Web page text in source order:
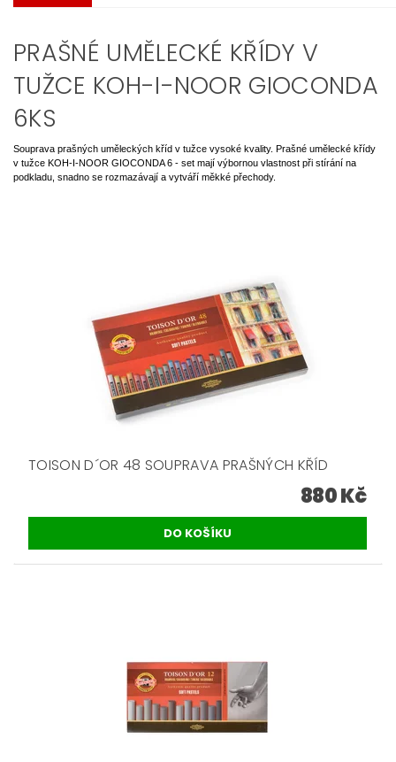
PRAŠNÉ UMĚLECKÉ KŘÍDY V
TUŽCE KOH-I-NOOR GIOCONDA
6KS
Souprava prašných uměleckých kříd v tužce vysoké kvality. Prašné umělecké křídy
v tužce KOH-I-NOOR GIOCONDA 6 - set mají výbornou vlastnost při stírání na
podkladu, snadno se rozmazávají a vytváří měkké přechody.
TOISON D´OR 48 SOUPRAVA PRAŠNÝCH KŘÍD
880 Kč